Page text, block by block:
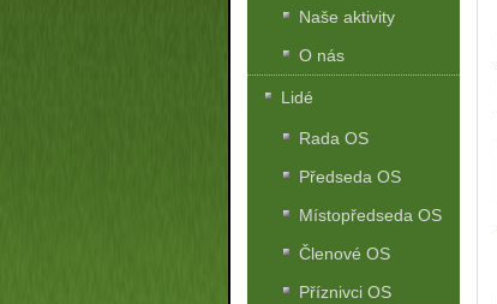
Naše aktivity
O nás
Lidé
Rada OS
Předseda OS
Místopředseda OS
Členové OS
Příznivci OS